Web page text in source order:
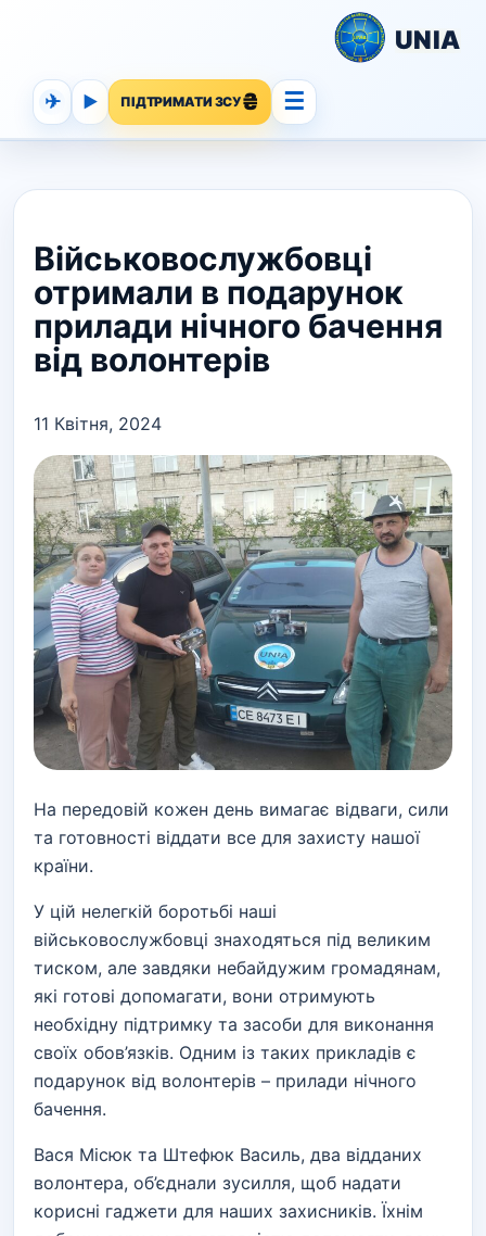
UNIA
✈ ▶ ПІДТРИМАТИ ЗСУ ☰
Військовослужбовці
отримали в подарунок
прилади нічного бачення
від волонтерів
11 Квітня, 2024
На передовій кожен день вимагає відваги, сили
та готовності віддати все для захисту нашої
країни.
У цій нелегкій боротьбі наші
військовослужбовці знаходяться під великим
тиском, але завдяки небайдужим громадянам,
які готові допомагати, вони отримують
необхідну підтримку та засоби для виконання
своїх обов’язків. Одним із таких прикладів є
подарунок від волонтерів – прилади нічного
бачення.
Вася Місюк та Штефюк Василь, два відданих
волонтера, об’єднали зусилля, щоб надати
корисні гаджети для наших захисників. Їхнім